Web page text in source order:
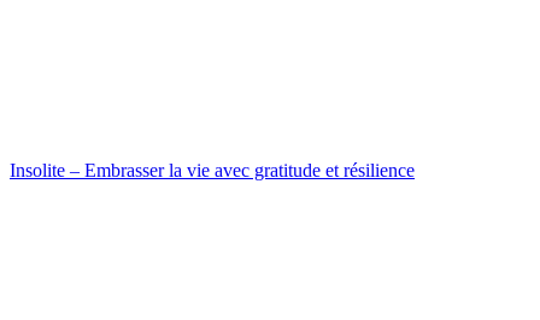
Insolite – Embrasser la vie avec gratitude et résilience